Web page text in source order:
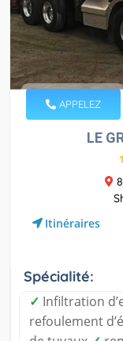
APPELEZ
LE
Itinéraires
Spécialité:
✓ Infiltration
refoulement